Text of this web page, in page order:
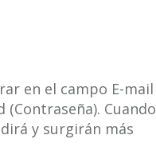
en el campo E-mail
Cuando
y surgirán más